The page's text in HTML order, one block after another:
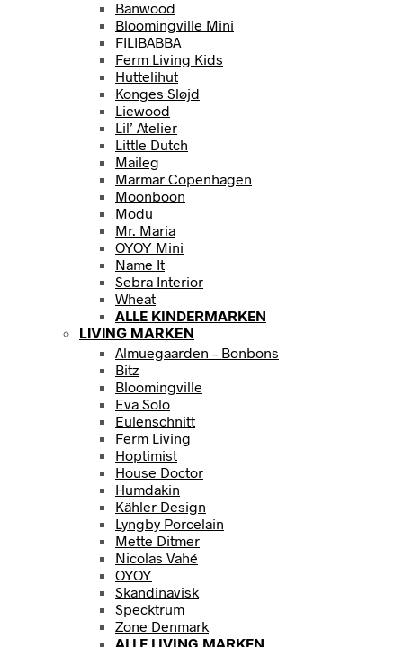
Banwood
Bloomingville Mini
FILIBABBA
Ferm Living Kids
Huttelihut
Konges Sløjd
Liewood
Lil’ Atelier
Little Dutch
Maileg
Marmar Copenhagen
Moonboon
Modu
Mr. Maria
OYOY Mini
Name It
Sebra Interior
Wheat
ALLE KINDERMARKEN
LIVING MARKEN
Almuegaarden – Bonbons
Bitz
Bloomingville
Eva Solo
Eulenschnitt
Ferm Living
Hoptimist
House Doctor
Humdakin
Kähler Design
Lyngby Porcelain
Mette Ditmer
Nicolas Vahé
OYOY
Skandinavisk
Specktrum
Zone Denmark
ALLE LIVING MARKEN